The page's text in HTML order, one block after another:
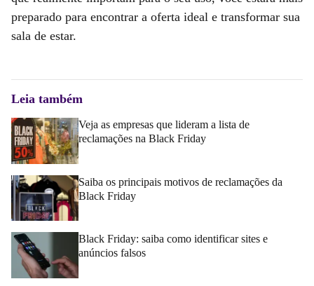
preparado para encontrar a oferta ideal e transformar sua
sala de estar.
Leia também
Veja as empresas que lideram a lista de
reclamações na Black Friday
Saiba os principais motivos de reclamações da
Black Friday
Black Friday: saiba como identificar sites e
anúncios falsos